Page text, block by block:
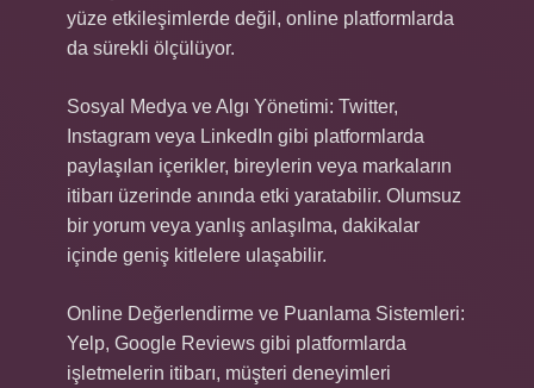
yüze etkileşimlerde değil, online platformlarda
da sürekli ölçülüyor.
Sosyal Medya ve Algı Yönetimi: Twitter,
Instagram veya LinkedIn gibi platformlarda
paylaşılan içerikler, bireylerin veya markaların
itibarı üzerinde anında etki yaratabilir. Olumsuz
bir yorum veya yanlış anlaşılma, dakikalar
içinde geniş kitlelere ulaşabilir.
Online Değerlendirme ve Puanlama Sistemleri:
Yelp, Google Reviews gibi platformlarda
işletmelerin itibarı, müşteri deneyimleri